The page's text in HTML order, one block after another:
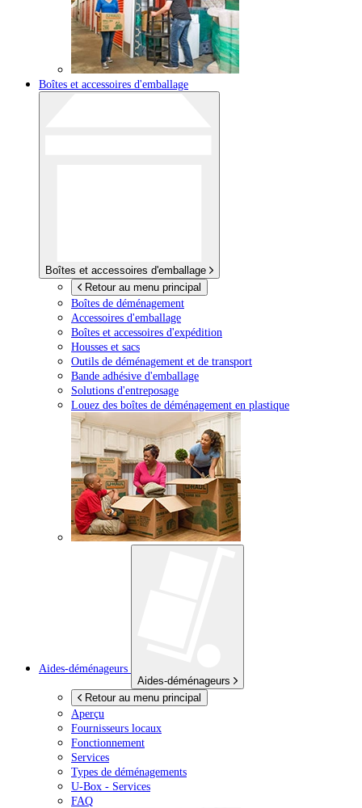
Boîtes et accessoires d'emballage
Boîtes et accessoires d'emballage
Retour au menu principal
Boîtes de déménagement
Accessoires d'emballage
Boîtes et accessoires d'expédition
Housses et sacs
Outils de déménagement et de transport
Bande adhésive d'emballage
Solutions d'entreposage
Louez des boîtes de déménagement en plastique
Aides-déménageurs
Aides-déménageurs
Retour au menu principal
Aperçu
Fournisseurs locaux
Fonctionnement
Services
Types de déménagements
U-Box - Services
FAQ